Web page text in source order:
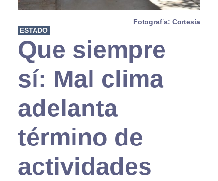
Fotografía: Cortesía
ESTADO
Que siempre
sí: Mal clima
adelanta
término de
actividades